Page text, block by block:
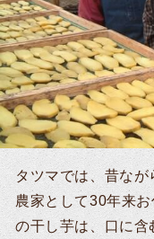
タツマでは、昔な
農家として30年来
の干し芋は、口に含